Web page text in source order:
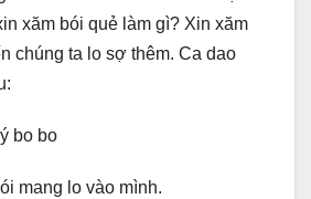
xăm bói quẻ làm gì? Xin xăm
chúng ta lo sợ thêm. Ca dao
bo bo
mang lo vào mình.